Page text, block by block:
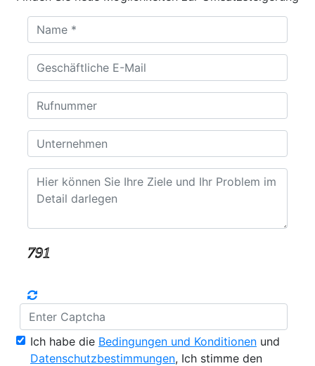
Ich habe die Bedingungen und Konditionen und
Datenschutzbestimmungen, Ich stimme den